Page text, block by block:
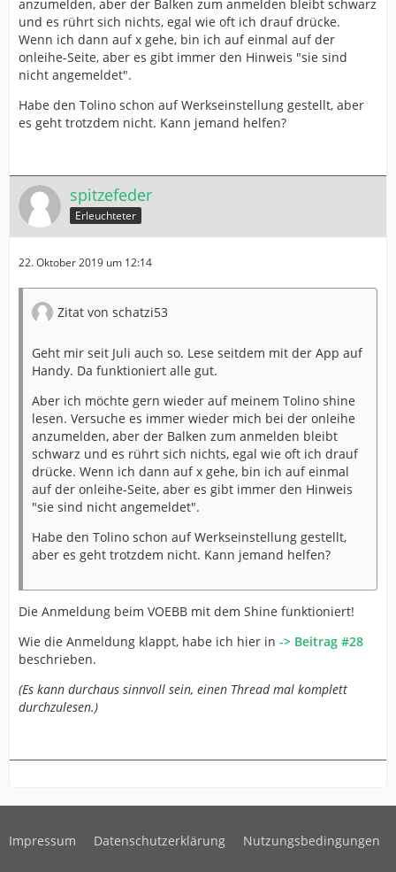
anzumelden, aber der Balken zum anmelden bleibt schwarz
und es rührt sich nichts, egal wie oft ich drauf drücke.
Wenn ich dann auf x gehe, bin ich auf einmal auf der
onleihe-Seite, aber es gibt immer den Hinweis "sie sind
nicht angemeldet".
Habe den Tolino schon auf Werkseinstellung gestellt, aber
es geht trotzdem nicht. Kann jemand helfen?
spitzefeder
Erleuchteter
22. Oktober 2019 um 12:14
Zitat von schatzi53
Geht mir seit Juli auch so. Lese seitdem mit der App auf
Handy. Da funktioniert alle gut.
Aber ich möchte gern wieder auf meinem Tolino shine
lesen. Versuche es immer wieder mich bei der onleihe
anzumelden, aber der Balken zum anmelden bleibt
schwarz und es rührt sich nichts, egal wie oft ich drauf
drücke. Wenn ich dann auf x gehe, bin ich auf einmal
auf der onleihe-Seite, aber es gibt immer den Hinweis
"sie sind nicht angemeldet".
Habe den Tolino schon auf Werkseinstellung gestellt,
aber es geht trotzdem nicht. Kann jemand helfen?
Die Anmeldung beim VOEBB mit dem Shine funktioniert!
Wie die Anmeldung klappt, habe ich hier in -> Beitrag #28
beschrieben.
(Es kann durchaus sinnvoll sein, einen Thread mal komplett
durchzulesen.)
Impressum Datenschutzerklärung Nutzungsbedingungen